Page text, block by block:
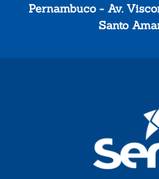
Pernambuco - Av.
Santo